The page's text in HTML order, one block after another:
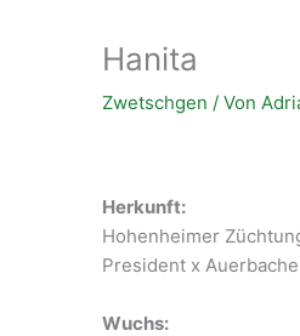
Hanita
Zwetschgen / Von
Herkunft:
Hohenheimer
President x
Wuchs: